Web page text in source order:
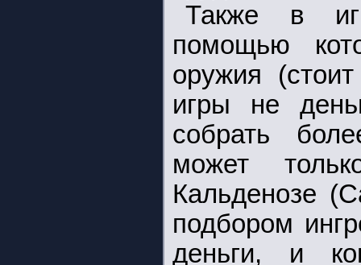
Также в
помощью
оружия
игры не
собрать
может
Кальденозе
подбором
деньги, и